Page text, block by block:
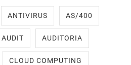
ANTIVIRUS AS/400
AUDIT AUDITORIA
CLOUD COMPUTING